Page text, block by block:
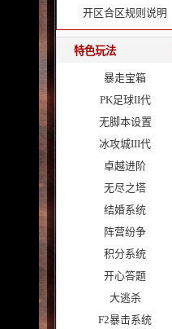
开区合区规则说明
特色玩法
暴走宝箱
PK足球II代
无脚本设置
冰攻城III代
卓越进阶
无尽之塔
结婚系统
阵营纷争
积分系统
开心答题
大逃杀
F2暴击系统